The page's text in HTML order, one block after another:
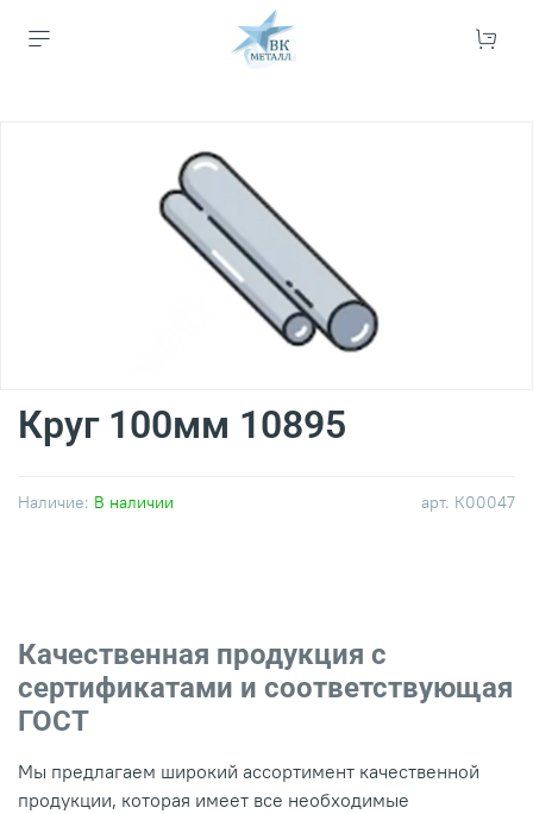
арт. К00047
Наличие: В наличии
Круг 100мм 10895
Качественная продукция с
сертификатами и соответствующая
ГОСТ
Мы предлагаем широкий ассортимент качественной
продукции, которая имеет все необходимые